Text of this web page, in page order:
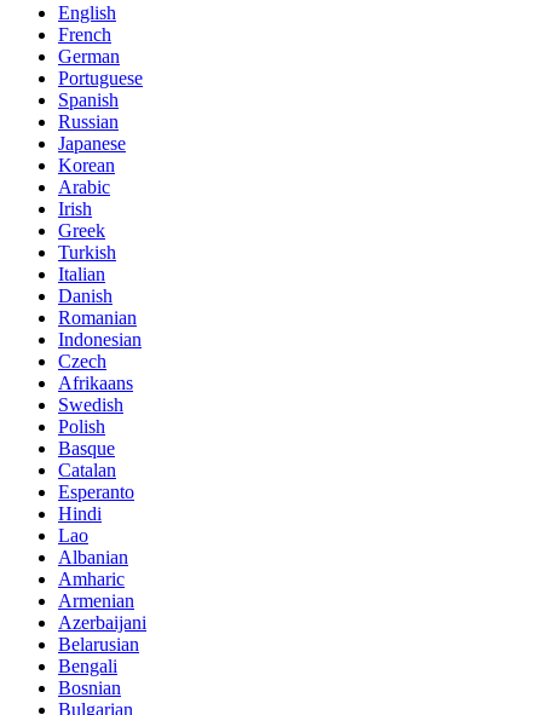
English
French
German
Portuguese
Spanish
Russian
Japanese
Korean
Arabic
Irish
Greek
Turkish
Italian
Danish
Romanian
Indonesian
Czech
Afrikaans
Swedish
Polish
Basque
Catalan
Esperanto
Hindi
Lao
Albanian
Amharic
Armenian
Azerbaijani
Belarusian
Bengali
Bosnian
Bulgarian